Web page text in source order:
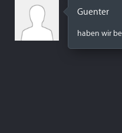
Guenter
haben wir